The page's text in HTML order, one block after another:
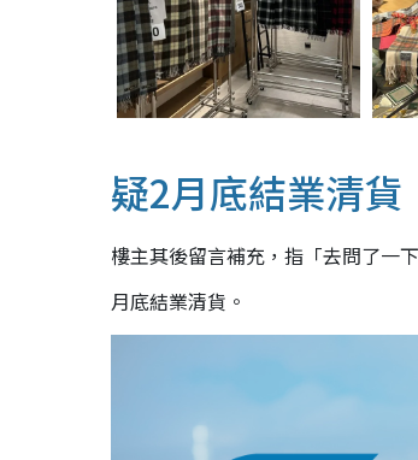
疑2月底結業清貨
樓主其後留言補充，指「去問了一
月底結業清貨。